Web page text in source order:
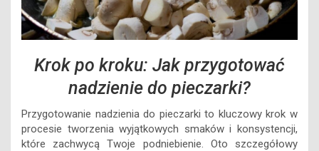
Krok po kroku: Jak przygotować
nadzienie do pieczarki?
Przygotowanie nadzienia do pieczarki to kluczowy krok w
procesie tworzenia wyjątkowych smaków i konsystencji,
które zachwycą Twoje podniebienie. Oto szczegółowy